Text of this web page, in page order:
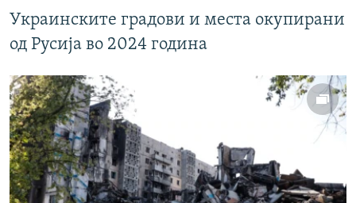
Украинските градови и места окупирани
од Русија во 2024 година